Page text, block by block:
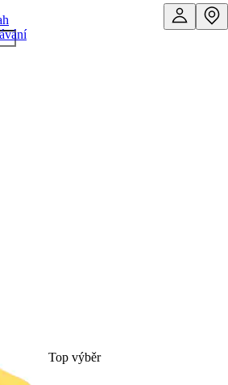
Top výběr